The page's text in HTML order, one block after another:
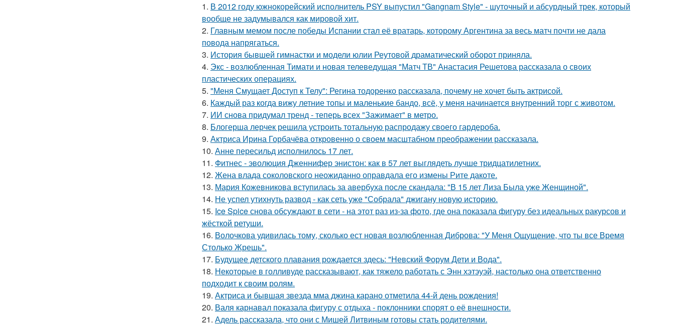
1. В 2012 году южнокорейский исполнитель PSY выпустил "Gangnam Style" - шуточный и абсурдный трек, который
вообще не задумывался как мировой хит.
2. Главным мемом после победы Испании стал её вратарь, которому Аргентина за весь матч почти не дала
повода напрягаться.
3. История бывшей гимнастки и модели юлии Реутовой драматический оборот приняла.
4. Экс - возлюбленная Тимати и новая телеведущая "Матч ТВ" Анастасия Решетова рассказала о своих
пластических операциях.
5. "Меня Смущает Доступ к Телу": Регина тодоренко рассказала, почему не хочет быть актрисой.
6. Каждый раз когда вижу летние топы и маленькие бандо, всё, у меня начинается внутренний торг с животом.
7. ИИ снова придумал тренд - теперь всех "Зажимает" в метро.
8. Блогерша лерчек решила устроить тотальную распродажу своего гардероба.
9. Актриса Ирина Горбачёва откровенно о своем масштабном преображении рассказала.
10. Анне пересильд исполнилось 17 лет.
11. Фитнес - эволюция Дженнифер энистон: как в 57 лет выглядеть лучше тридцатилетних.
12. Жена влада соколовского неожиданно оправдала его измены Рите дакоте.
13. Мария Кожевникова вступилась за авербуха после скандала: "В 15 лет Лиза Была уже Женщиной".
14. Не успел утихнуть развод - как сеть уже "Собрала" джигану новую историю.
15. Ice Spice снова обсуждают в сети - на этот раз из-за фото, где она показала фигуру без идеальных ракурсов и
жёсткой ретуши.
16. Волочкова удивилась тому, сколько ест новая возлюбленная Диброва: "У Меня Ощущение, что ты все Время
Столько Жрешь".
17. Будущее детского плавания рождается здесь: "Невский Форум Дети и Вода".
18. Некоторые в голливуде рассказывают, как тяжело работать с Энн хэтэуэй, настолько она ответственно
подходит к своим ролям.
19. Актриса и бывшая звезда мма джина карано отметила 44-й день рождения!
20. Валя карнавал показала фигуру с отдыха - поклонники спорят о её внешности.
21. Адель рассказала, что они с Мишей Литвиным готовы стать родителями.